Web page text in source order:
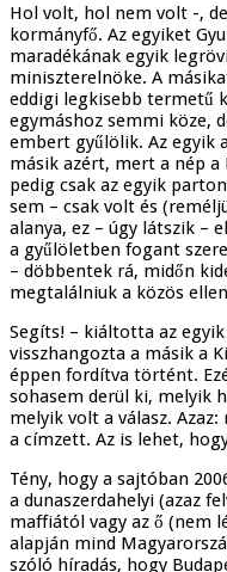
Hol volt, hol nem volt -,
kormányfő. Az egyiket
maradékának egyik
miniszterelnöke. A
eddigi legkisebb termetű
egymáshoz semmi köze,
embert gyűlölik. Az egyik
másik azért, mert a nép
pedig csak az egyik
sem – csak volt és
alanya, ez – úgy látszik –
a gyűlöletben fogant
– döbbentek rá, midőn
megtalálniuk a közös
Segíts! – kiáltotta az
visszhangozta a másik a
éppen fordítva történt.
sohasem derül ki, melyik
melyik volt a válasz.
a címzett. Az is lehet,
Tény, hogy a sajtóban
a dunaszerdahelyi (azaz
maffiától vagy az ő (nem
alapján mind
szóló híradás, hogy